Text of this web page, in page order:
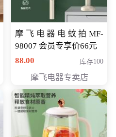
摩飞电器电蚊拍MF-
98007 会员专享价66元
88.00
库存100
摩飞电器专卖店